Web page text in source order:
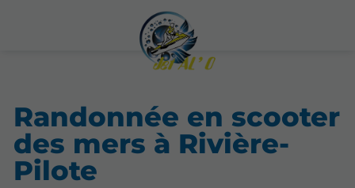
Randonnée en scooter
des mers à Rivière-
Pilote